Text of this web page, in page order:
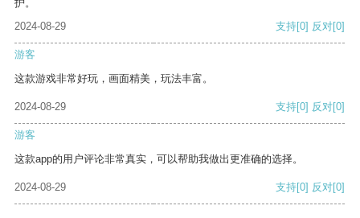
护。
2024-08-29
支持[0] 反对[0]
游客
这款游戏非常好玩，画面精美，玩法丰富。
2024-08-29 支持[0] 反对[0]
游客
这款app的用户评论非常真实，可以帮助我做出更准确的选择。
2024-08-29 支持[0] 反对[0]